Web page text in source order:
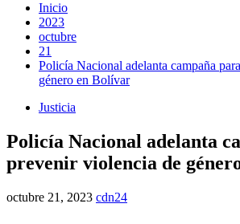
Inicio
2023
octubre
21
Policía Nacional adelanta campaña
género en Bolívar
Justicia
Policía Nacional adelanta
prevenir violencia de
octubre 21, 2023 cdn24